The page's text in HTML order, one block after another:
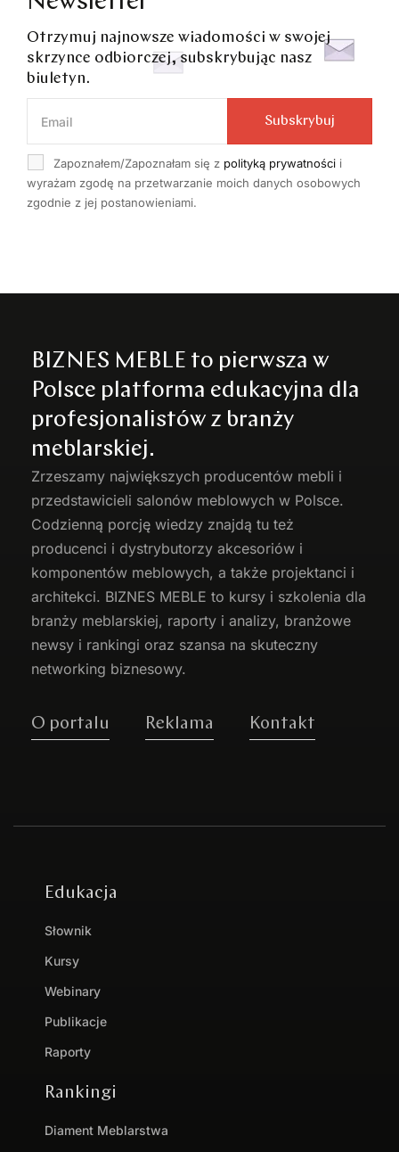
Otrzymuj najnowsze wiadomości w swojej
skrzynce odbiorczej, subskrybując nasz
biuletyn.
Zapoznałem/Zapoznałam się z polityką prywatności i
wyrażam zgodę na przetwarzanie moich danych osobowych
zgodnie z jej postanowieniami.
Subskrybuj
BIZNES MEBLE to pierwsza w
Polsce platforma edukacyjna dla
profesjonalistów z branży
meblarskiej.
Zrzeszamy największych producentów mebli i
przedstawicieli salonów meblowych w Polsce.
Codzienną porcję wiedzy znajdą tu też
producenci i dystrybutorzy akcesoriów i
komponentów meblowych, a także projektanci i
architekci. BIZNES MEBLE to kursy i szkolenia dla
branży meblarskiej, raporty i analizy, branżowe
newsy i rankingi oraz szansa na skuteczny
networking biznesowy.
O portalu Reklama Kontakt
Edukacja
Słownik
Kursy
Webinary
Publikacje
Raporty
Rankingi
Diament Meblarstwa